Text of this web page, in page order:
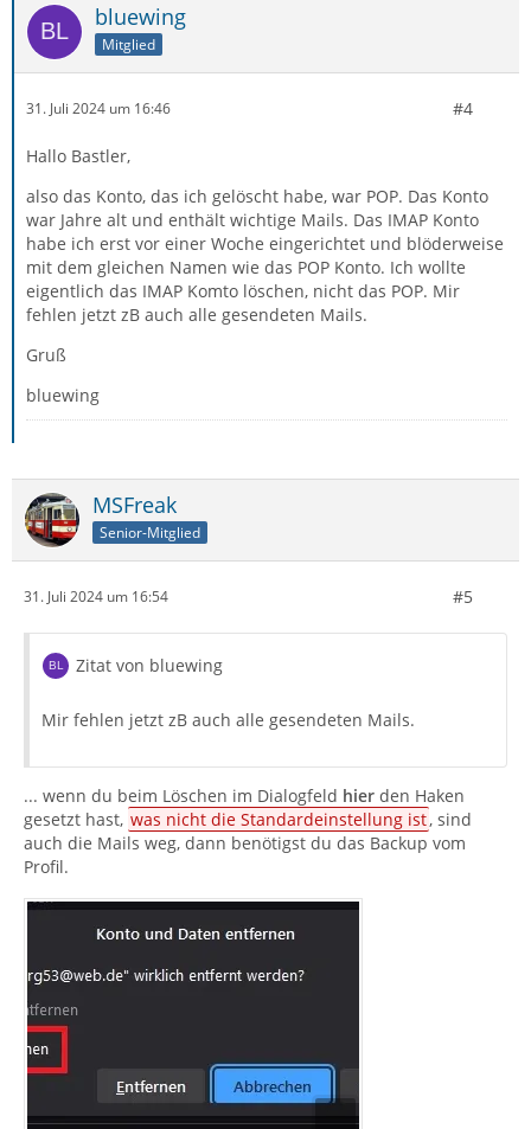
bluewing
Mitglied
31. Juli 2024 um 16:46 #4
Hallo Bastler,
also das Konto, das ich gelöscht habe, war POP. Das Konto
war Jahre alt und enthält wichtige Mails. Das IMAP Konto
habe ich erst vor einer Woche eingerichtet und blöderweise
mit dem gleichen Namen wie das POP Konto. Ich wollte
eigentlich das IMAP Komto löschen, nicht das POP. Mir
fehlen jetzt zB auch alle gesendeten Mails.
Gruß
bluewing
MSFreak
Senior-Mitglied
31. Juli 2024 um 16:54 #5
Zitat von bluewing
Mir fehlen jetzt zB auch alle gesendeten Mails.
... wenn du beim Löschen im Dialogfeld hier den Haken
gesetzt hast, was nicht die Standardeinstellung ist, sind
auch die Mails weg, dann benötigst du das Backup vom
Profil.